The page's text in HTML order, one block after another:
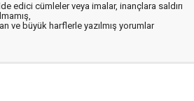
edici cümleler veya imalar, inançlara saldırı
ve büyük harflerle yazılmış yorumlar